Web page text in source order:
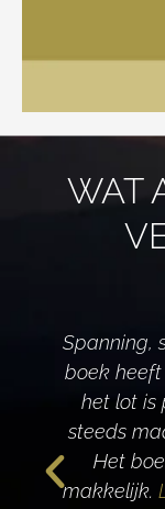
WAT
Spanning,
boek
het lot is
steeds
Het
makkelijk.